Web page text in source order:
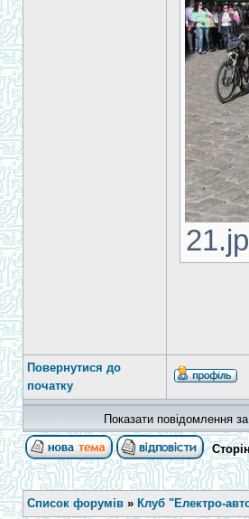
Повернутися до
початку
Показати повідомлення
Список форумів » Клуб "Електро-